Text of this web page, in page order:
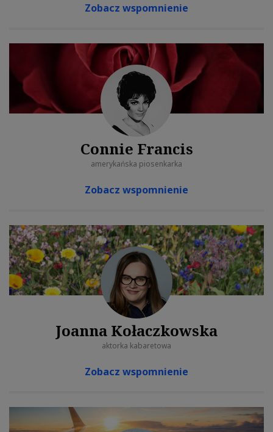
Zobacz wspomnienie
Connie Francis
amerykańska piosenkarka
Zobacz wspomnienie
Joanna Kołaczkowska
aktorka kabaretowa
Zobacz wspomnienie